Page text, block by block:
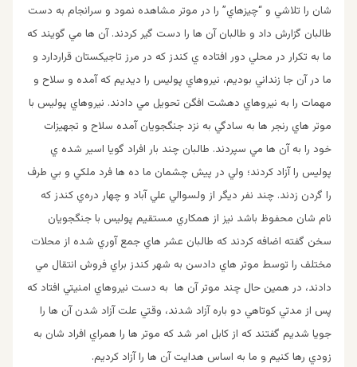
شان را تلاشي و “چيزهاي” را در موتر مشاهده نمود و سرانجام به دست
طالبان گزارش داد و طالبان آن ها را دست گير كردند. آن ها مي گويند كه
ما به تكرار در محلي دور افتاده ي كندز كه در مرز تاجيكستان قراردارد و
ما در آن جا زنداني بوديم، نيروهاي پوليس را ديديم كه آمده و سلاح و
مهمات را به نيروهاي دهشت افگن تحويل مي دادند. نيروهاي پوليس با
موتر هاي رنجر ها به سادگي به نزد جنگجويان آمده سلاح و تجهيزات
خود را به آن ها مي سپردند. طالبان چند بار افراد گويا اسير شده ي
پوليس را آزاد كردند؛ ولي در پيش چشمان ما ده ها فرد ملكي و بي طرف
را گردن زدند. چند نفر ديگر از ولسوالي علي آباد و چهار دره‌ي كندز كه
نام شان محفوظ باشد نيز از همكاري مستقيم پوليس با جنگجويان
سخن گفته اضافه كردند كه طالبان عشر هاي جمع آوري شده از محلات
مختلف را توسط موتر هاي دادسن به شهر كندز براي فروش انتقال مي
دادند، در همين حال چند موتر آن ها به دست نيروهاي امنيتي افتاد كه
پس از مدتي كوتاهي دو باره آزاد شدند، وقتي علت آزاد شدن آن ها را
جويا شديم گفتند كه از كابل امر شد كه موتر ها را همراي افراد شان به
زودي رها كنيم و ما به اساس هدايت آن ها را آزاد كرديم.